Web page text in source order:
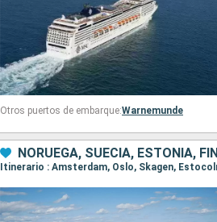
Otros puertos de embarque:Warnemunde
NORUEGA, SUECIA, ESTONIA,
Itinerario : Amsterdam, Oslo, Skagen,